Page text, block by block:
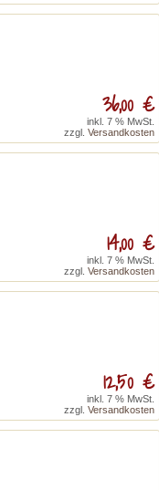
36,00 €
inkl. 7 % MwSt.
zzgl. Versandkosten
14,00 €
inkl. 7 % MwSt.
zzgl. Versandkosten
12,50 €
inkl. 7 % MwSt.
zzgl. Versandkosten